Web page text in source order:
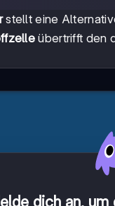
stellt eine
übertrifft den
dich an,